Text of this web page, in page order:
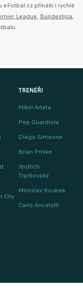
eFotbal.cz přináší i rychlé
League, Bundesliga,
City
TRENÉŘI
Mikel Arteta
Pep Guardiola
Diego Simeone
Brian Priske
Jindřich
Trpišovský
Miroslav Koubek
Carlo Ancelotti